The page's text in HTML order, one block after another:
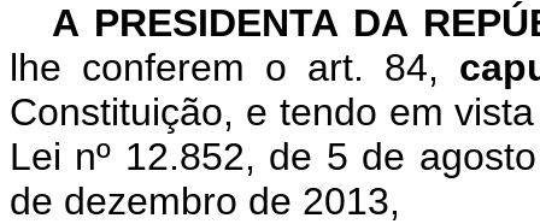
A PRESIDENTA DA
lhe conferem o art. 84,
Constituição, e tendo em
Lei nº 12.852, de 5 de
de dezembro de 2013,